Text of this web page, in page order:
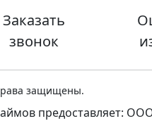
Заказать
звонок
защищены.
предоставляет: